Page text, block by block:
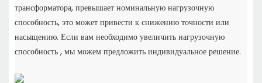
трансформатора, превышает номинальную нагрузочную
способность, это может привести к снижению точности или
насыщению. Если вам необходимо увеличить нагрузочную
способность , мы можем предложить индивидуальное решение.